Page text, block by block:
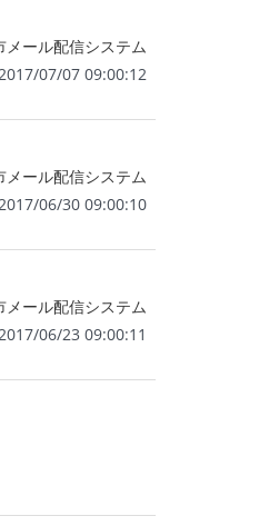
メール配信システム
07/07 09:00:12
メール配信システム
06/30 09:00:10
メール配信システム
06/23 09:00:11